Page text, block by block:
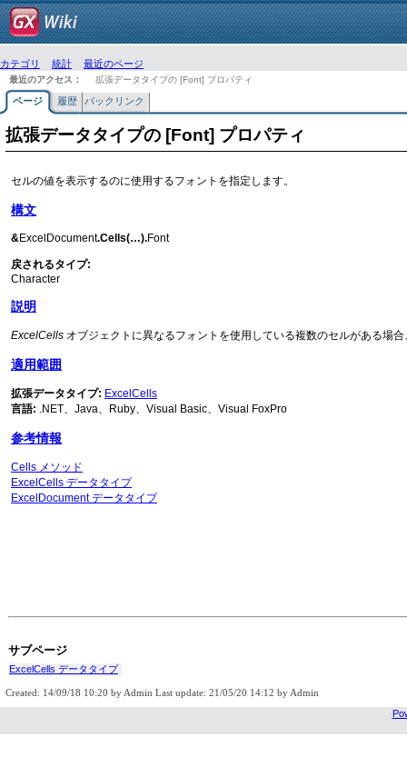
カテゴリ 統計
最近のページ
最近のアクセス：
拡張データタイプの [Font] プロパティ
ページ 履歴 バックリンク
拡張データタイプの [Font] プロパティ
セルの値を表示するのに使用するフォントを指定します。
構文
&ExcelDocument.Cells(…).Font
戻されるタイプ:
Character
説明
ExcelCells オブジェクトに異なるフォントを使用している複数のセルがある場
適用範囲
拡張データタイプ: ExcelCells
言語: .NET、Java、Ruby、Visual Basic、Visual FoxPro
参考情報
Cells メソッド
ExcelCells データタイプ
ExcelDocument データタイプ
サブページ
ExcelCells データタイプ
Created: 14/09/18 10:20 by Admin Last update: 21/05/20 14:12 by Admin